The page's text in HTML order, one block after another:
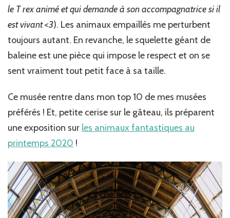
le T rex animé et qui demande à son accompagnatrice si il
est vivant <3). Les animaux empaillés me perturbent
toujours autant. En revanche, le squelette géant de
baleine est une pièce qui impose le respect et on se
sent vraiment tout petit face à sa taille.
Ce musée rentre dans mon top 10 de mes musées
préférés ! Et, petite cerise sur le gâteau, ils préparent
une exposition sur les animaux fantastiques au
printemps 2020 !